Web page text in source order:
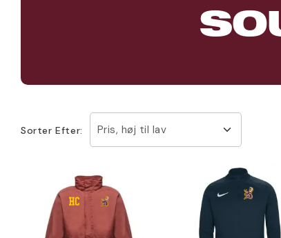
Sorter Efter: Pris, høj til lav